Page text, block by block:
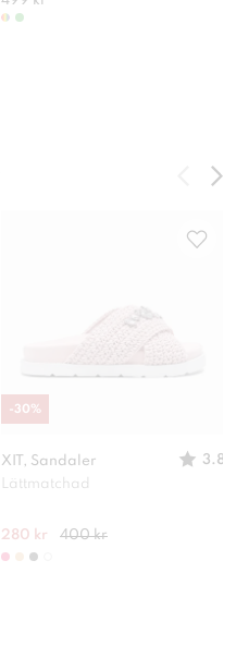
XIT, Sandaler
3.8
Lättmatchad
280 kr 400 kr
-30%